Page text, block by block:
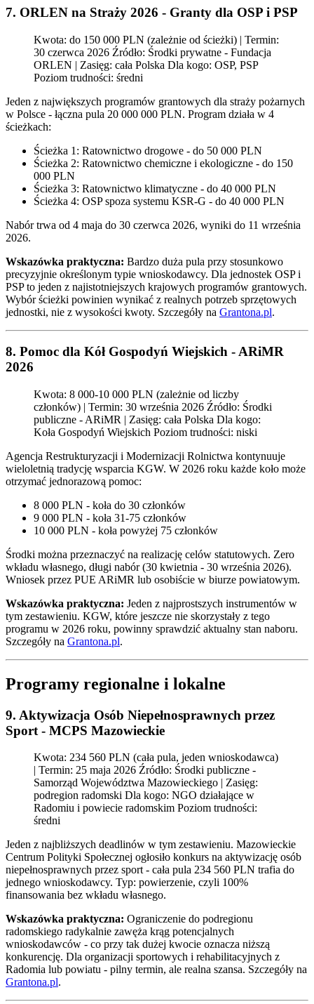
7. ORLEN na Straży 2026 - Granty dla OSP i PSP
Kwota: do 150 000 PLN (zależnie od ścieżki) | Termin:
30 czerwca 2026 Źródło: Środki prywatne - Fundacja
ORLEN | Zasięg: cała Polska Dla kogo: OSP, PSP
Poziom trudności: średni
Jeden z największych programów grantowych dla straży pożarnych
w Polsce - łączna pula 20 000 000 PLN. Program działa w 4
ścieżkach:
Ścieżka 1: Ratownictwo drogowe - do 50 000 PLN
Ścieżka 2: Ratownictwo chemiczne i ekologiczne - do 150
000 PLN
Ścieżka 3: Ratownictwo klimatyczne - do 40 000 PLN
Ścieżka 4: OSP spoza systemu KSR-G - do 40 000 PLN
Nabór trwa od 4 maja do 30 czerwca 2026, wyniki do 11 września
2026.
Wskazówka praktyczna: Bardzo duża pula przy stosunkowo
precyzyjnie określonym typie wnioskodawcy. Dla jednostek OSP i
PSP to jeden z najistotniejszych krajowych programów grantowych.
Wybór ścieżki powinien wynikać z realnych potrzeb sprzętowych
jednostki, nie z wysokości kwoty. Szczegóły na Grantona.pl.
8. Pomoc dla Kół Gospodyń Wiejskich - ARiMR
2026
Kwota: 8 000-10 000 PLN (zależnie od liczby
członków) | Termin: 30 września 2026 Źródło: Środki
publiczne - ARiMR | Zasięg: cała Polska Dla kogo:
Koła Gospodyń Wiejskich Poziom trudności: niski
Agencja Restrukturyzacji i Modernizacji Rolnictwa kontynuuje
wieloletnią tradycję wsparcia KGW. W 2026 roku każde koło może
otrzymać jednorazową pomoc:
8 000 PLN - koła do 30 członków
9 000 PLN - koła 31-75 członków
10 000 PLN - koła powyżej 75 członków
Środki można przeznaczyć na realizację celów statutowych. Zero
wkładu własnego, długi nabór (30 kwietnia - 30 września 2026).
Wniosek przez PUE ARiMR lub osobiście w biurze powiatowym.
Wskazówka praktyczna: Jeden z najprostszych instrumentów w
tym zestawieniu. KGW, które jeszcze nie skorzystały z tego
programu w 2026 roku, powinny sprawdzić aktualny stan naboru.
Szczegóły na Grantona.pl.
Programy regionalne i lokalne
9. Aktywizacja Osób Niepełnosprawnych przez
Sport - MCPS Mazowieckie
Kwota: 234 560 PLN (cała pula, jeden wnioskodawca)
| Termin: 25 maja 2026 Źródło: Środki publiczne -
Samorząd Województwa Mazowieckiego | Zasięg:
podregion radomski Dla kogo: NGO działające w
Radomiu i powiecie radomskim Poziom trudności:
średni
Jeden z najbliższych deadlinów w tym zestawieniu. Mazowieckie
Centrum Polityki Społecznej ogłosiło konkurs na aktywizację osób
niepełnosprawnych przez sport - cała pula 234 560 PLN trafia do
jednego wnioskodawcy. Typ: powierzenie, czyli 100%
finansowania bez wkładu własnego.
Wskazówka praktyczna: Ograniczenie do podregionu
radomskiego radykalnie zawęża krąg potencjalnych
wnioskodawców - co przy tak dużej kwocie oznacza niższą
konkurencję. Dla organizacji sportowych i rehabilitacyjnych z
Radomia lub powiatu - pilny termin, ale realna szansa. Szczegóły na
Grantona.pl.